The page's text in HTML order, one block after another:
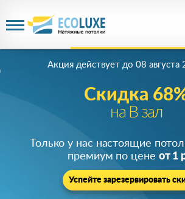
Скидка
на В зал
Акция действует до 08 августа
Только у нас настоящие
премиум по цене от 1
Успейте зарезервировать